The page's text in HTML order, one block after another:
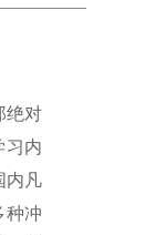
绝对
习内
内凡
种冲